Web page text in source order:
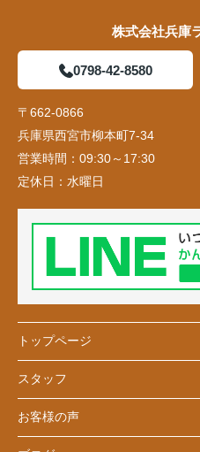
株式会社兵庫
0798-42-8580
〒662-0866
兵庫県西宮市柳本町7-34
営業時間： 09:30～17:30
定休日： 水曜日
トップページ
スタッフ
お客様の声